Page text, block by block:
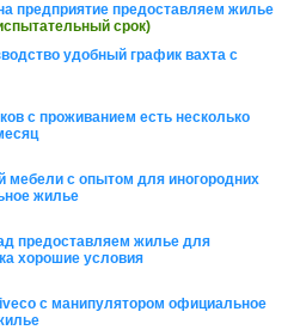
предприятие предоставляем жилье
срок)
удобный график вахта с
с проживанием есть несколько
мебели с опытом для иногородних
жилье
предоставляем жилье для
хорошие условия
с манипулятором официальное